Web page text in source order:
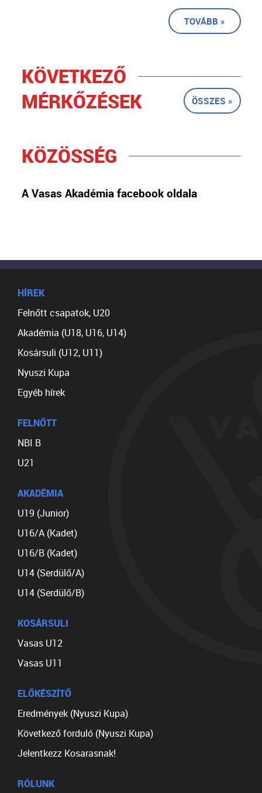
TOVÁBB »
KÖVETKEZŐ
MÉRKŐZÉSEK
ÖSSZES »
KÖZÖSSÉG
A Vasas Akadémia facebook oldala
HÍREK
Felnőtt csapatok, U20
Akadémia (U18, U16, U14)
Kosársuli (U12, U11)
Nyuszi Kupa
Egyéb hírek
FELNŐTT
NBI B
U21
AKADÉMIA
U19 (Junior)
U16/A (Kadet)
U16/B (Kadet)
U14 (Serdülő/A)
U14 (Serdülő/B)
KOSÁRSULI
Vasas U12
Vasas U11
ELŐKÉSZÍTŐ
Eredmények (Nyuszi Kupa)
Következő forduló (Nyuszi Kupa)
Jelentkezz Kosarasnak!
RÓLUNK